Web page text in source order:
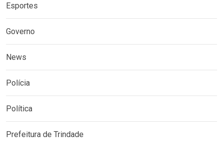
Esportes
Governo
News
Polícia
Política
Prefeitura de Trindade